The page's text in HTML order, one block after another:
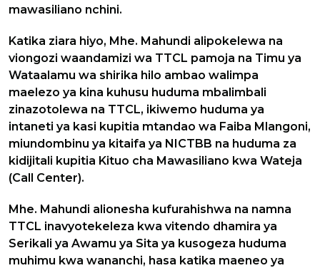
mawasiliano nchini.
Katika ziara hiyo, Mhe. Mahundi alipokelewa na
viongozi waandamizi wa TTCL pamoja na Timu ya
Wataalamu wa shirika hilo ambao walimpa
maelezo ya kina kuhusu huduma mbalimbali
zinazotolewa na TTCL, ikiwemo huduma ya
intaneti ya kasi kupitia mtandao wa Faiba Mlangoni,
miundombinu ya kitaifa ya NICTBB na huduma za
kidijitali kupitia Kituo cha Mawasiliano kwa Wateja
(Call Center).
Mhe. Mahundi alionesha kufurahishwa na namna
TTCL inavyotekeleza kwa vitendo dhamira ya
Serikali ya Awamu ya Sita ya kusogeza huduma
muhimu kwa wananchi, hasa katika maeneo ya